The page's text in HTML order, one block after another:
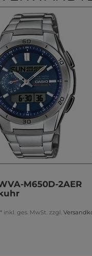
M650D-2AER
* inkl. ges. MwSt. zzgl.